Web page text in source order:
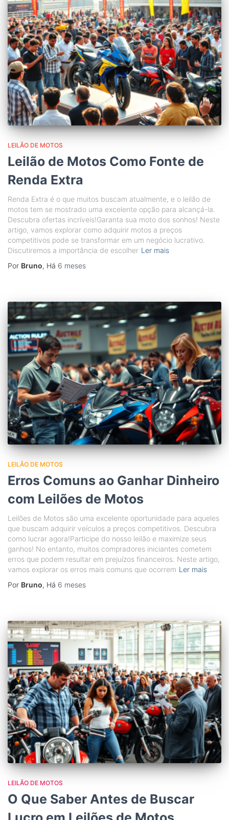
LEILÃO DE MOTOS
Leilão de Motos Como Fonte de
Renda Extra
Renda Extra é o que muitos buscam atualmente, e o leilão de
motos tem se mostrado uma excelente opção para alcançá-la.
Descubra ofertas incríveis!Garanta sua moto dos sonhos! Neste
artigo, vamos explorar como adquirir motos a preços
competitivos pode se transformar em um negócio lucrativo.
Discutiremos a importância de escolher Ler mais
Por Bruno, Há 6 meses
LEILÃO DE MOTOS
Erros Comuns ao Ganhar Dinheiro
com Leilões de Motos
Leilões de Motos são uma excelente oportunidade para aqueles
que buscam adquirir veículos a preços competitivos. Descubra
como lucrar agora!Participe do nosso leilão e maximize seus
ganhos! No entanto, muitos compradores iniciantes cometem
erros que podem resultar em prejuízos financeiros. Neste artigo,
vamos explorar os erros mais comuns que ocorrem Ler mais
Por Bruno, Há 6 meses
LEILÃO DE MOTOS
O Que Saber Antes de Buscar